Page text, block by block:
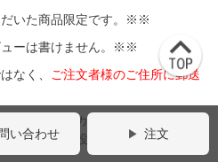
いた商品限定です。※※
ーは書けません。※※
なく、
ご注文者様のご住所に郵送
されるクオカードは1回のみです。
レビューを投稿してもクオカード
い合わせ 注文